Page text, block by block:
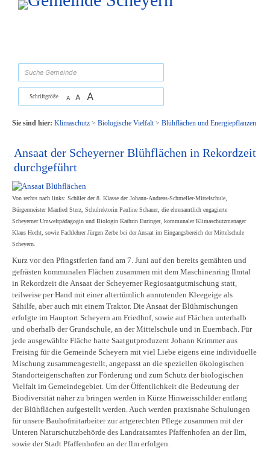
Zum Inhalt, zur Navigationoder zur Startseite springen.
Schriftgröße A A A
Sie sind hier: Klimaschutz> Biologische Vielfalt> Blühflächen und Energiepflanzen
Ansaat der Scheyerner Blühflächen in Rekordzeit
durchgeführt
Von rechts nach links: Schüler der 8. Klasse der Johann-Andreas-Schmeller-Mittelschule,
Bürgermeister Manfred Sterz, Schulrektorin Pauline Schauer, die ehrenamtlich engagierte
Scheyerner Umweltpädagogin und Biologin Kathrin Euringer, kommunaler Klimaschutzmanager
Klaus Hecht, sowie Fachlehrer Jürgen Zerbe bei der Ansaat im Eingangsbereich der Mittelschule
Scheyern.
Kurz vor den Pfingstferien fand am 7. Juni auf den bereits gemähten und
gefrästen kommunalen Flächen zusammen mit dem Maschinenring Ilmtal
in Rekordzeit die Ansaat der Scheyerner Regiosaatgutmischung statt,
teilweise per Hand mit einer altertümlich anmutenden Kleegeige als
Sähilfe, aber auch mit einem Traktor. Die Ansaat der Blühmischungen
erfolgte im Hauptort Scheyern am Friedhof, sowie auf Flächen unterhalb
und oberhalb der Grundschule, an der Mittelschule und in Euernbach. Für
jede ausgewählte Fläche hatte Saatgutproduzent Johann Krimmer aus
Freising für die Gemeinde Scheyern mit viel Liebe eigens eine individuelle
Mischung zusammengestellt, angepasst an die speziellen ökologischen
Standorteigenschaften zur Förderung und zum Schutz der biologischen
Vielfalt im Gemeindegebiet. Um der Öffentlichkeit die Bedeutung der
Biodiversität näher zu bringen werden in Kürze Hinweisschilder entlang
der Blühflächen aufgestellt werden. Auch werden praxisnahe Schulungen
für unsere Bauhofmitarbeiter zur artgerechten Pflege zusammen mit der
Unteren Naturschutzbehörde des Landratsamtes Pfaffenhofen an der Ilm,
sowie der Stadt Pfaffenhofen an der Ilm erfolgen.